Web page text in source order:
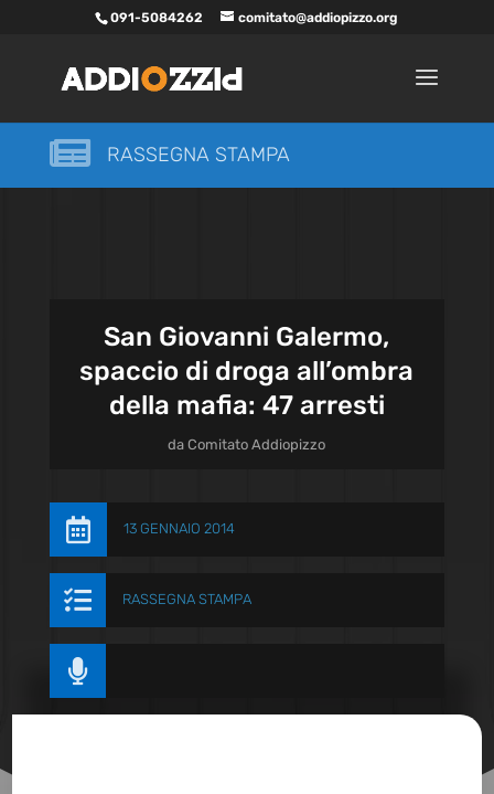
091-5084262 comitato@addiopizzo.org
 RASSEGNA STAMPA
San Giovanni Galermo,
spaccio di droga all’ombra
della mafia: 47 arresti
daComitato Addiopizzo
 13 GENNAIO 2014
 RASSEGNA STAMPA
